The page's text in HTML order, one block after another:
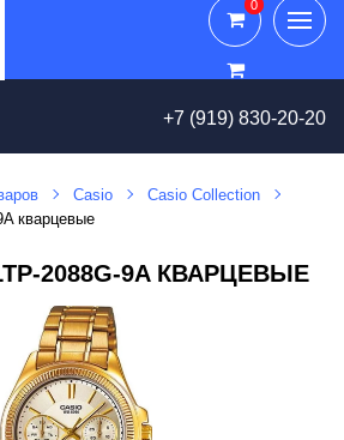
+7 (919) 830-20-20
0
0
Casio
Casio Collection
кварцевые
2088G-9A КВАРЦЕВЫЕ